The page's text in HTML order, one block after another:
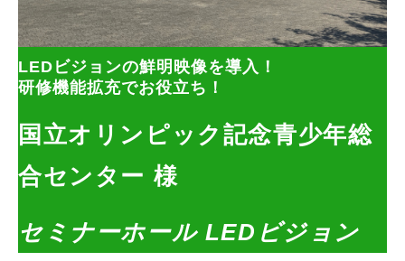
LEDビジョンの鮮明映像を導入！
研修機能拡充でお役立ち！
国立オリンピック記念青少年総
合センター 様
セミナーホール LEDビジョン